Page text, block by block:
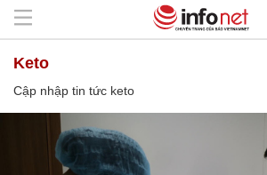
keto
Cập nhập tin tức keto